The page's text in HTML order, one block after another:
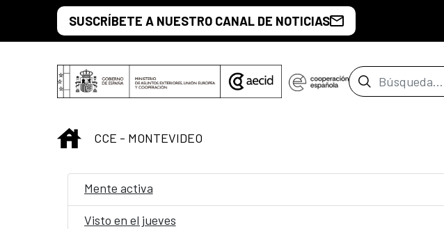
Saltar al contenido principal
SUSCRÍBETE A NUESTRO CANAL DE NOTICIAS
Barra de
INICIO
CCE - MONTEVIDEO
Mente activa
Visto en el jueves